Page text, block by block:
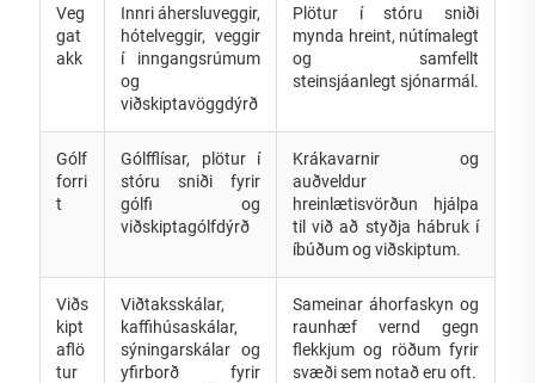
Veg
gat
akk
Innri áhersluveggir,
hótelveggir, veggir
í inngangsrúmum
og
viðskiptavöggdýrð
Plötur í stóru sniði
mynda hreint, nútímalegt
og samfellt
steinsjáanlegt sjónarmál.
Gólf
forri
t
Gólfflísar, plötur í
stóru sniði fyrir
gólfi og
viðskiptagólfdýrð
Krákavarnir og
auðveldur
hreinlætisvörðun hjálpa
til við að styðja hábruk í
íbúðum og viðskiptum.
Viðs
kipt
aflö
tur
Viðtaksskálar,
kaffihúsaskálar,
sýningarskálar og
yfirborð fyrir
Sameinar áhorfaskyn og
raunhæf vernd gegn
flekkjum og röðum fyrir
svæði sem notað eru oft.